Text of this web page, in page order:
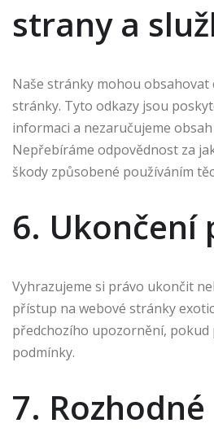
strany a
Naše stránky mohou obsahovat
stránky. Tyto odkazy jsou
informaci a nezaručujeme
Nepřebíráme odpovědnost za
škody způsobené používáním
6. Ukončení
Vyhrazujeme si právo ukončit
přístup na webové stránky
předchozího upozornění,
podmínky.
7.